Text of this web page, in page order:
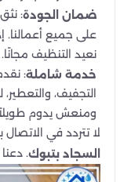
ضمان الجودة:
على جميع أعمالنا.
نعيد التنظيف مجانًا.
خدمة شاملة:
التجفيف،
ومنعش يدوم
لا تتردد في
السجاد بتبوك.